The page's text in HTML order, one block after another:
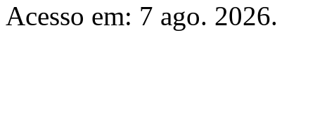
Acesso em: 7 ago. 2026.